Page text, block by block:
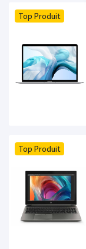
Top Produit
Top Produit